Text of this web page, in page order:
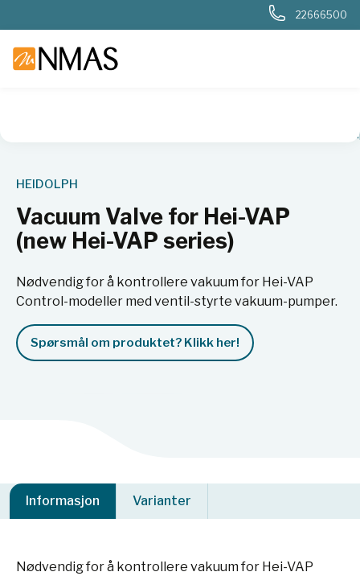
22666500
HEIDOLPH
Vacuum Valve for Hei-VAP
(new Hei-VAP series)
Nødvendig for å kontrollere vakuum for Hei-VAP
Control-modeller med ventil-styrte vakuum-pumper.
Spørsmål om produktet? Klikk her!
Informasjon Varianter
Nødvendig for å kontrollere vakuum for Hei-VAP